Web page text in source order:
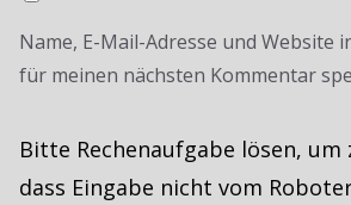
Name, E-Mail-Adresse und Website
für meinen nächsten Kommentar
Bitte Rechenaufgabe lösen,
dass Eingabe nicht vom